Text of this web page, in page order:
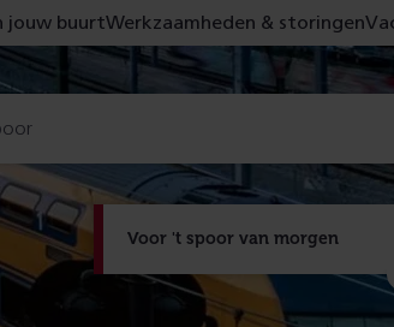
Voor 't spoor van morgen
Met de
we zien wat
jouw buurtWerkzaamheden & storingen